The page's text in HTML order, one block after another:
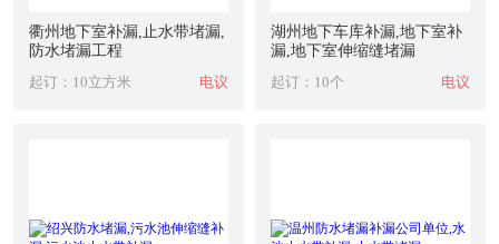
衢州地下室补漏,止水带堵漏,
防水堵漏工程
起订：10立方米 电议
湖州地下车库补漏,地下室补
漏,地下室伸缩缝堵漏
起订：10个 电议